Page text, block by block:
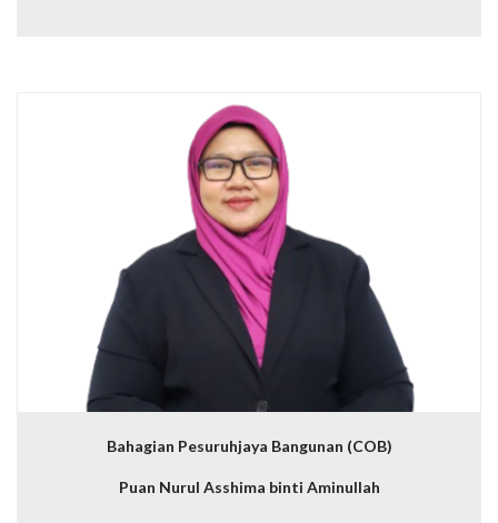
Bahagian Pesuruhjaya Bangunan (COB)
Puan Nurul Asshima binti Aminullah